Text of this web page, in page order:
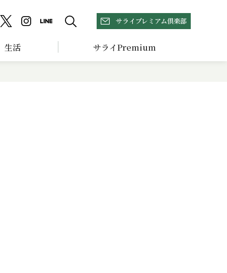
サライプレミアム倶楽部
生活 サライPremium